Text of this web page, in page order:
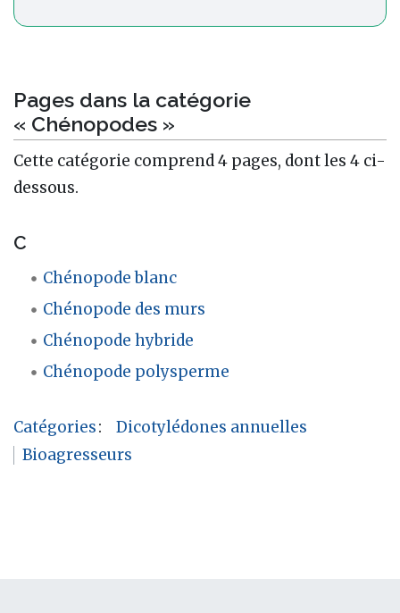
Pages dans la catégorie
« Chénopodes »
Cette catégorie comprend 4 pages, dont les 4 ci-
dessous.
C
Chénopode blanc
Chénopode des murs
Chénopode hybride
Chénopode polysperme
Catégories:
Dicotylédones annuelles
Bioagresseurs